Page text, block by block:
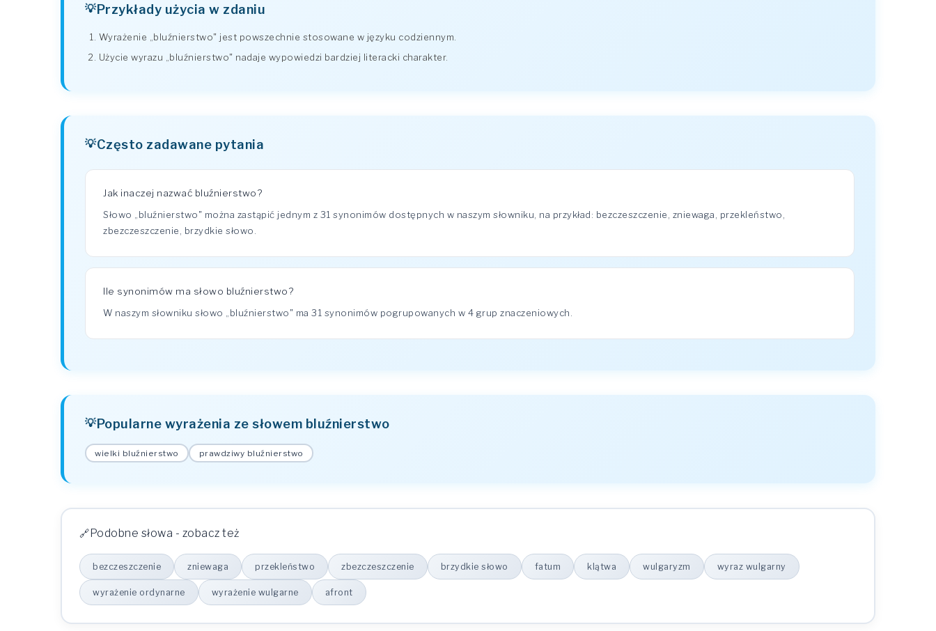
Przykłady użycia w zdaniu
Wyrażenie „bluźnierstwo" jest powszechnie stosowane w języku codziennym.
Użycie wyrazu „bluźnierstwo" nadaje wypowiedzi bardziej literacki charakter.
Często zadawane pytania
Jak inaczej nazwać bluźnierstwo?
Słowo „bluźnierstwo" można zastąpić jednym z 31 synonimów dostępnych w naszym słowniku, na przykład: bezczeszczenie, zniewaga, przekleństwo,
zbezczeszczenie, brzydkie słowo.
Ile synonimów ma słowo bluźnierstwo?
W naszym słowniku słowo „bluźnierstwo" ma 31 synonimów pogrupowanych w 4 grup znaczeniowych.
Popularne wyrażenia ze słowem bluźnierstwo
wielki bluźnierstwo prawdziwy bluźnierstwo
Podobne słowa - zobacz też
bezczeszczenie zniewaga przekleństwo zbezczeszczenie brzydkie słowo fatum klątwa wulgaryzm wyraz wulgarny
wyrażenie ordynarne wyrażenie wulgarne afront